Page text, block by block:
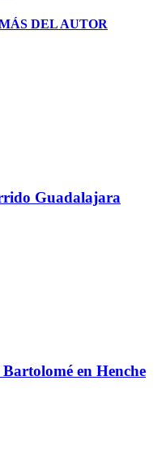
DEL AUTOR
Guadalajara
en Henche